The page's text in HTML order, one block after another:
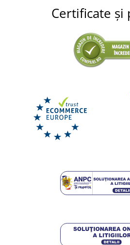
Șlapi Gumbies
332,25
Certificate și